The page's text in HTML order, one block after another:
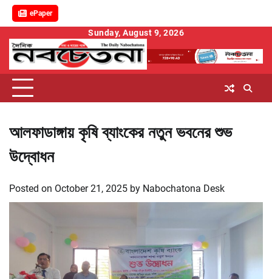
ePaper
content
Sunday, August 9, 2026
আলফাডাঙ্গায় কৃষি ব্যাংকের নতুন ভবনের শুভ
উদ্বোধন
Posted on October 21, 2025 by Nabochatona Desk